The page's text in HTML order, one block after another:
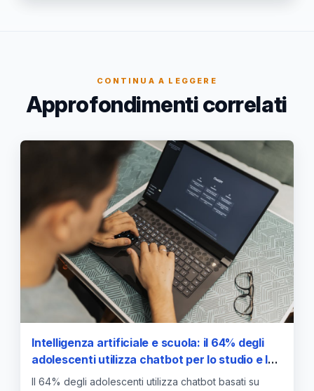
CONTINUA A LEGGERE
Approfondimenti correlati
Intelligenza artificiale e scuola: il 64% degli
adolescenti utilizza chatbot per lo studio e la
ricerca di informazioni
Il 64% degli adolescenti utilizza chatbot basati su